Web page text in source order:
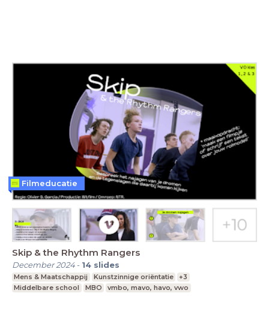
Skip & the Rhythm Rangers
December 2024- 14 slides
Mens & Maatschappij Kunstzinnige oriëntatie
+3
Middelbare school
MBO vmbo, mavo, havo, vwo
Filmeducatie